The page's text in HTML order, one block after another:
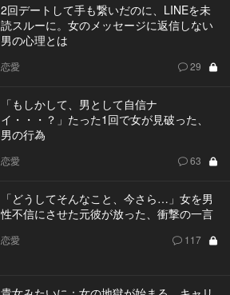
2回デートして手も繋いだのに、LINEを未
読スルーに。女のメッセージに返信しない
男の心理とは
恋愛 29
「もしかして、男として自信ナ
イ・・・？」たった1回で女が見破った、
男の行為
恋愛 63
「どうしてそんなこと、今さら…」女を男
性不信にさせた元彼が放った、衝撃の一言
恋愛 117